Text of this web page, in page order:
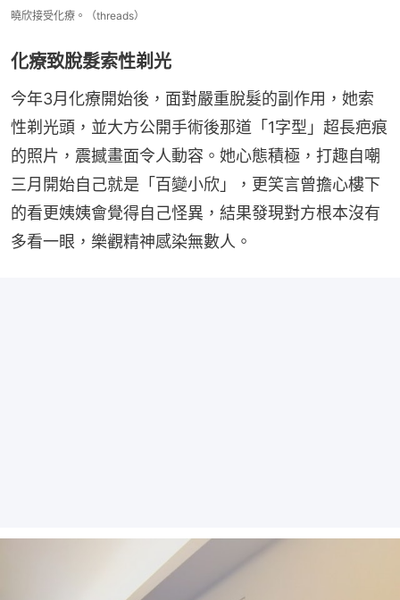
曉欣接受化療。（threads）
化療致脫髮索性剃光
今年3月化療開始後，面對嚴重脫髮的副作用，她索
性剃光頭，並大方公開手術後那道「1字型」超長疤痕
的照片，震撼畫面令人動容。她心態積極，打趣自嘲
三月開始自己就是「百變小欣」，更笑言曾擔心樓下
的看更姨姨會覺得自己怪異，結果發現對方根本沒有
多看一眼，樂觀精神感染無數人。